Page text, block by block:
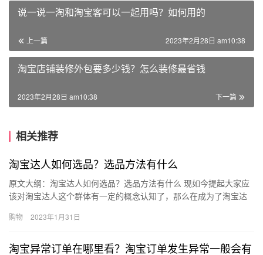
说一说一淘和淘宝客可以一起用吗？如何用的
上一篇 2023年2月28日 am10:38
淘宝店铺装修外包要多少钱？怎么装修最省钱
下一篇
2023年2月28日 am10:38
相关推荐
淘宝达人如何选品？选品方法有什么
原文大纲：淘宝达人如何选品？选品方法有什么 现如今提起大家应
该对淘宝达人这个群体有一定的概念认知了，那么在成为了淘宝达
淘宝…
购物 2023年1月31日
淘宝异常订单在哪里看？淘宝订单发生异常一般会有